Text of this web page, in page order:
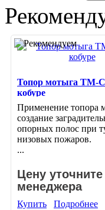
Топор мотыга ТМ-
кобуре
Применение топора
создание
опорных полос при
низовых пожаров.
...
Цену уточните
менеджера
Купить Подробнее